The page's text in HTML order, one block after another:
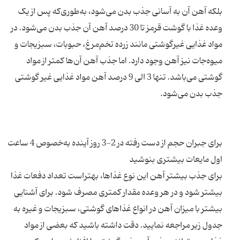
بلکه آهن آن به آسانی جذب بدن می‌شود، به‌طوری‌که پس از یک
وعده غذا با گوشت قرمز تا 30 درصد آهن آن جذب بدن می‌شود. در
مواد غذایی غیرگوشتی مانند زرده تخم‌مرغ، حبوبات، سبزیجات و
میوه‌جات نیز آهن وجود دارد. اما جذب آهن آن‌ها کمتر از مواد
گوشتی می‌باشد. تنها 3 الی 9 درصد آهن مواد غذایی غیر گوشتی
برای جبران حجم از دست رفته در 2-3 روز آینده به‌خصوص 4 ساعت
برای جذب بیشتر آهن این نوع غذاها، بهتراست تعداد دفعات غذا
بیشتر شود و در هر وعده مقدار کمتری مصرف شود. برای آشنایی
بیشتر با میزان آهن در انواع غذاهای گوشتی، سبزیجات و غیره به
جدول زیر مراجعه نمایید. دقت داشته باشید که بعضی از مواد